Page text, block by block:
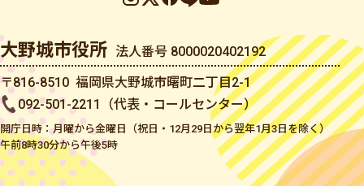
大野城市役所 法人番号 8000020402192
〒816-8510 福岡県大野城市曙町二丁目2-1
092-501-2211（代表・コールセンター）
開庁日時：月曜から金曜日（祝日・12月29日から翌年1月3日を除く）
午前8時30分から午後5時